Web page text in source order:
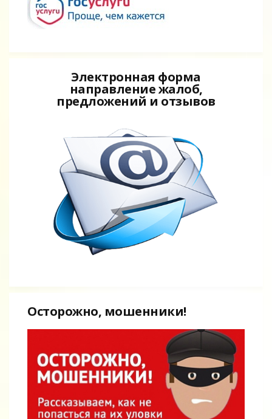
Электронная форма
направление жалоб,
предложений и отзывов
Осторожно, мошенники!